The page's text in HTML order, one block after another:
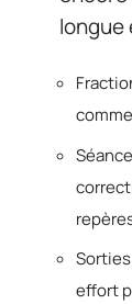
longue
effort